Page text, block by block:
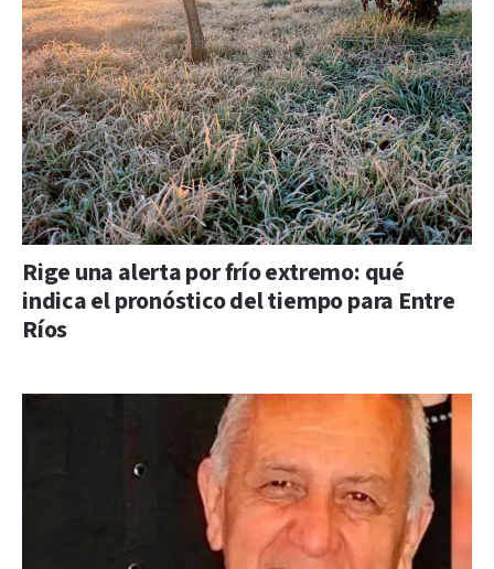
Rige una alerta por frío extremo: qué
indica el pronóstico del tiempo para Entre
Ríos